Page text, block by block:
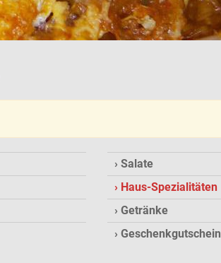
Salate
Haus-Spezialitäten
Getränke
Geschenkgutschein